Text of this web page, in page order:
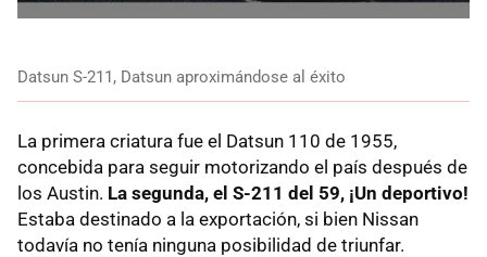
Datsun S-211, Datsun aproximándose al éxito
La primera criatura fue el Datsun 110 de 1955,
concebida para seguir motorizando el país después de
los Austin. La segunda, el S-211 del 59, ¡Un deportivo!
Estaba destinado a la exportación, si bien Nissan
todavía no tenía ninguna posibilidad de triunfar.